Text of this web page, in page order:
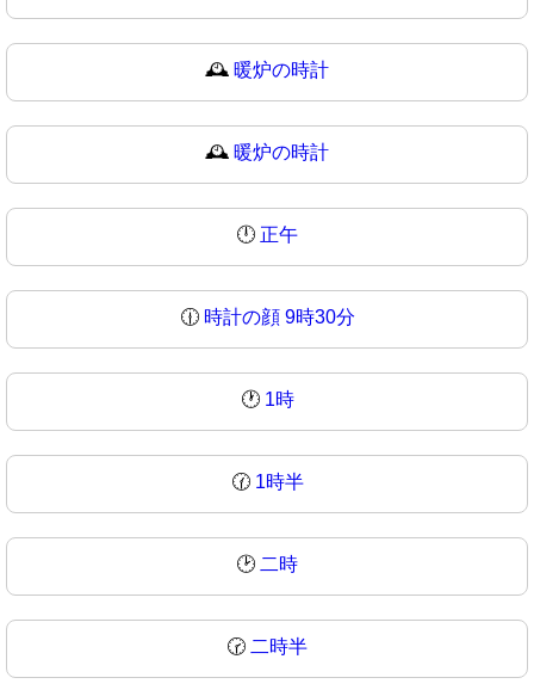
🕰️ 暖炉の時計
🕰 暖炉の時計
🕛 正午
🕧 時計の顔 9時30分
🕐 1時
🕜 1時半
🕑 二時
🕝 二時半